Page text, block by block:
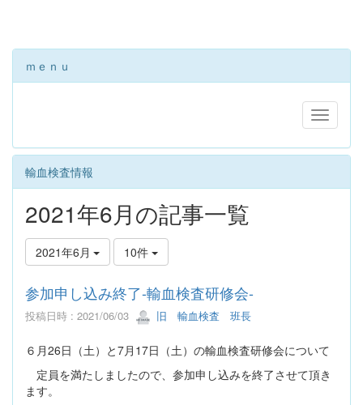
ｍｅｎｕ
輸血検査情報
2021年6月の記事一覧
2021年6月 10件
参加申し込み終了-輸血検査研修会-
投稿日時 : 2021/06/03 旧 輸血検査 班長
６月26日（土）と7月17日（土）の輸血検査研修会について
定員を満たしましたので、参加申し込みを終了させて頂き
ます。